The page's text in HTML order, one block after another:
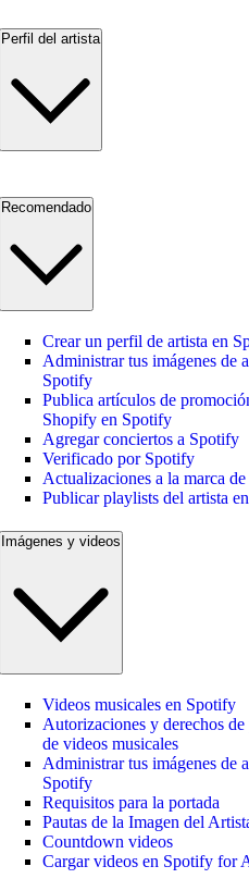
Perfil del artista
Recomendado
Crear un perfil de artista en
Administrar tus imágenes de
Spotify
Publica artículos de
Shopify en Spotify
Agregar conciertos a Spotify
Verificado por Spotify
Actualizaciones a la marca
Publicar playlists del artista
Imágenes y videos
Videos musicales en Spotify
Autorizaciones y derechos
de videos musicales
Administrar tus imágenes de
Spotify
Requisitos para la portada
Pautas de la Imagen del
Countdown videos
Cargar videos en Spotify for